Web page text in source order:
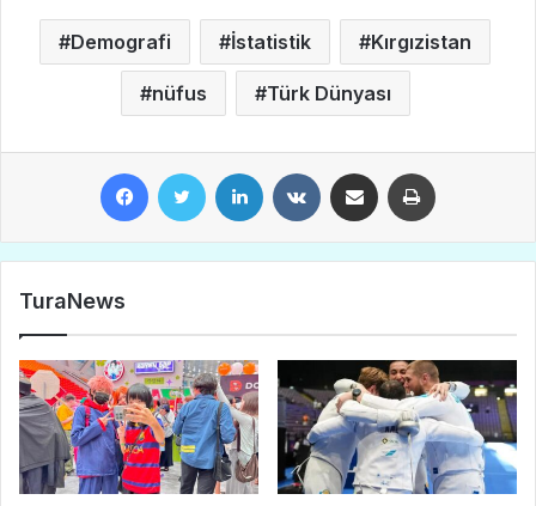
Demografi İstatistik Kırgızistan
nüfus Türk Dünyası
TuraNews